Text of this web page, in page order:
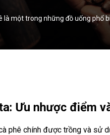
một trong những đồ uống phổ
Ưu nhược điểm
phê chính được trồng và sử